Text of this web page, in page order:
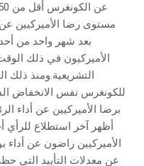
الأميركيون في ذلك
التشريعية.ومنذ ذلك
للكونغرس نفس الانخفاض
برضا الأميركيين عن أداء
الأميركيين راضون عن